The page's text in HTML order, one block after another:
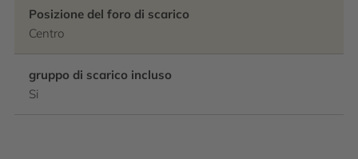
Posizione del foro di scarico
Centro
gruppo di scarico incluso
Si